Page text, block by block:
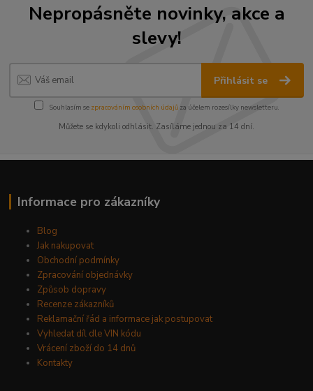
Nepropásněte novinky, akce a
slevy!
Přihlásit se
Souhlasím se zpracováním osobních údajůza účelem rozesílky newsletteru.
Můžete se kdykoli odhlásit. Zasíláme jednou za 14 dní.
Informace pro zákazníky
Blog
Jak nakupovat
Obchodní podmínky
Zpracování objednávky
Způsob dopravy
Recenze zákazníků
Reklamační řád a informace jak postupovat
Vyhledat díl dle VIN kódu
Vrácení zboží do 14 dnů
Kontakty